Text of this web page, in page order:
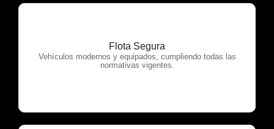
Flota Segura
Vehículos modernos y equipados, cumpliendo todas las
normativas vigentes.
OTP Servicios